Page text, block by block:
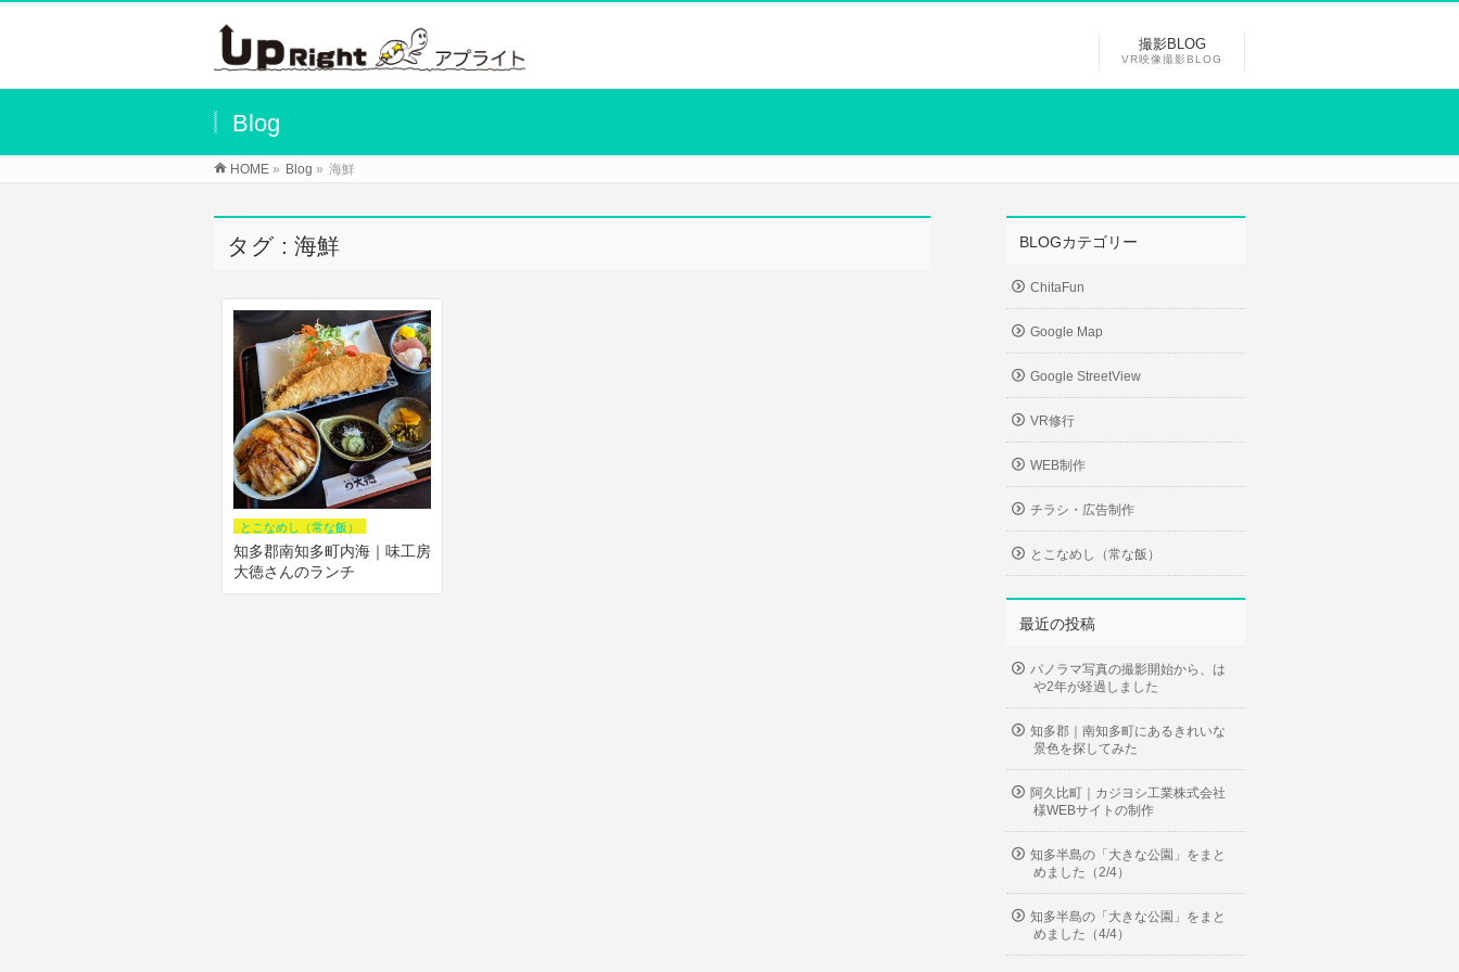
撮影BLOG
VR映像撮影BLOG
Blog
HOME » Blog » 海鮮
タグ : 海鮮
とこなめし（常な飯）
知多郡南知多町内海｜味工房
大徳さんのランチ
BLOGカテゴリー
ChitaFun
Google Map
Google StreetView
VR修行
WEB制作
チラシ・広告制作
とこなめし（常な飯）
最近の投稿
パノラマ写真の撮影開始から、は
や2年が経過しました
知多郡｜南知多町にあるきれいな
景色を探してみた
阿久比町｜カジヨシ工業株式会社
様WEBサイトの制作
知多半島の「大きな公園」をまと
めました（2/4）
知多半島の「大きな公園」をまと
めました（4/4）